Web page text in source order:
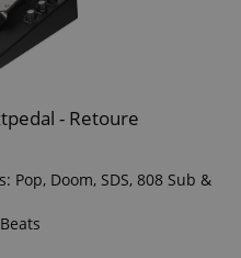
- Retoure
Doom, SDS, 808 Sub &